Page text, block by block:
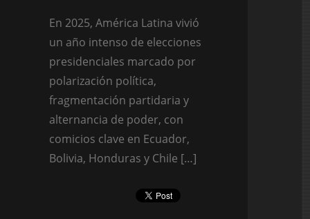
En 2025, América Latina vivió
un año intenso de elecciones
presidenciales marcado por
polarización política,
fragmentación partidaria y
alternancia de poder, con
comicios clave en Ecuador,
Bolivia, Honduras y Chile […]